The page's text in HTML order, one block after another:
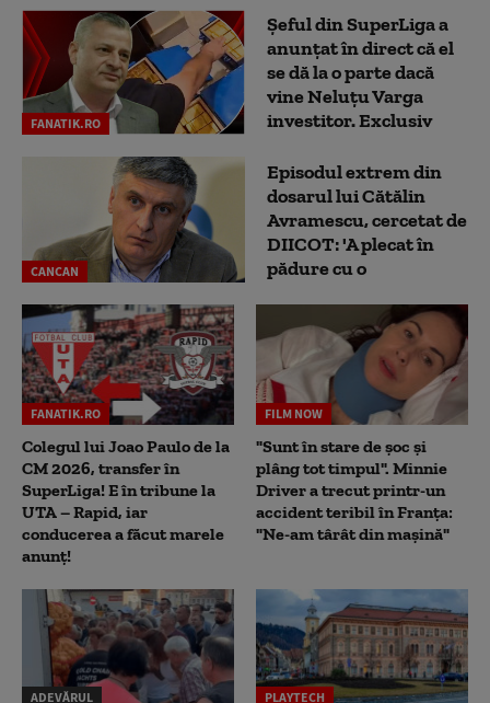
FANATIK.RO
Șeful din SuperLiga a
anunțat în direct că el
se dă la o parte dacă
vine Neluțu Varga
investitor. Exclusiv
CANCAN
Episodul extrem din
dosarul lui Cătălin
Avramescu, cercetat de
DIICOT: 'A plecat în
pădure cu o
FANATIK.RO
Colegul lui Joao Paulo de la
CM 2026, transfer în
SuperLiga! E în tribune la
UTA – Rapid, iar
conducerea a făcut marele
anunț!
FILM NOW
"Sunt în stare de șoc și
plâng tot timpul". Minnie
Driver a trecut printr-un
accident teribil în Franța:
"Ne-am târât din mașină"
ADEVĂRUL PLAYTECH